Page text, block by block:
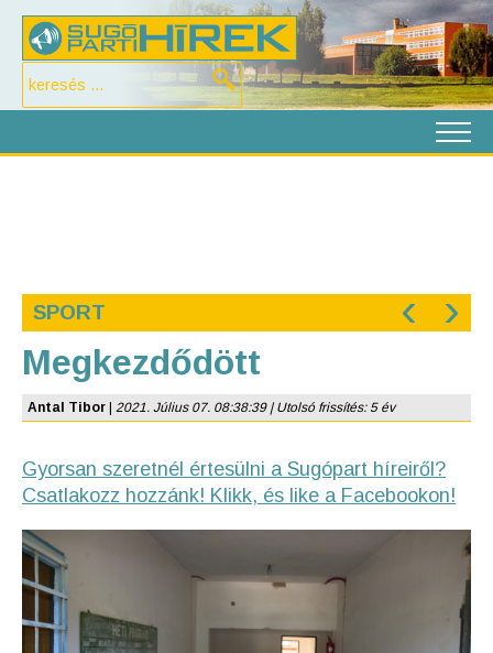
SPORT ‹ ›
Megkezdődött
Antal Tibor 2021. Július 07. 08:38:39 | Utolsó frissítés: 5 év
Gyorsan szeretnél értesülni a Sugópart híreiről?
Csatlakozz hozzánk! Klikk, és like a Facebookon!